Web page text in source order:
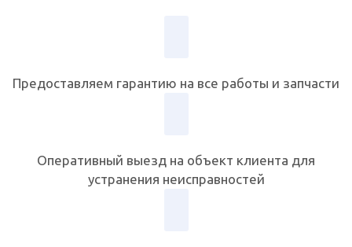
Предоставляем гарантию на все работы и запчасти
Оперативный выезд на объект клиента для
устранения неисправностей